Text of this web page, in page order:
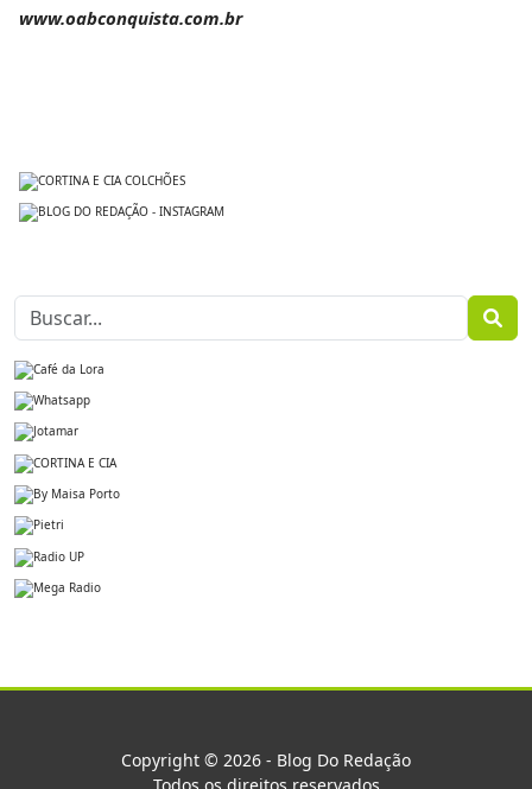
www.oabconquista.com.br
Copyright © 2026 - Blog Do Redação